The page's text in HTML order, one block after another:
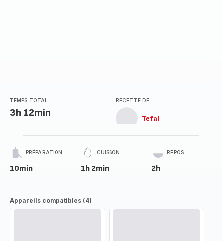
TEMPS TOTAL
3h 12min
RECETTE DE
Tefal
PRÉPARATION
10min
CUISSON
1h 2min
REPOS
2h
Appareils compatibles (4)